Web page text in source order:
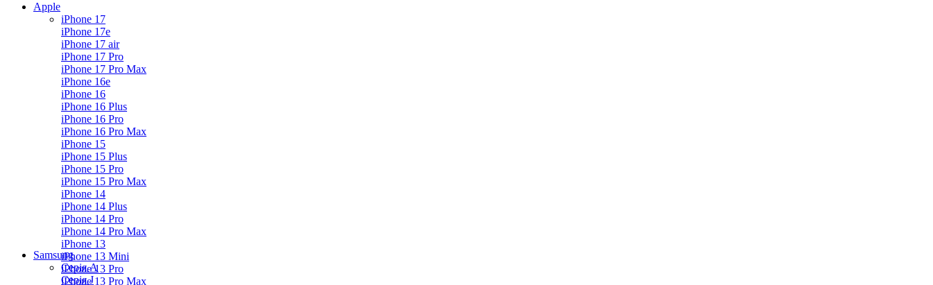
Apple
iPhone 17
iPhone 17e
iPhone 17 air
iPhone 17 Pro
iPhone 17 Pro Max
iPhone 16e
iPhone 16
iPhone 16 Plus
iPhone 16 Pro
iPhone 16 Pro Max
iPhone 15
iPhone 15 Plus
iPhone 15 Pro
iPhone 15 Pro Max
iPhone 14
iPhone 14 Plus
iPhone 14 Pro
iPhone 14 Pro Max
iPhone 13
iPhone 13 Mini
iPhone 13 Pro
iPhone 13 Pro Max
Samsung
Серія А
Серiя J